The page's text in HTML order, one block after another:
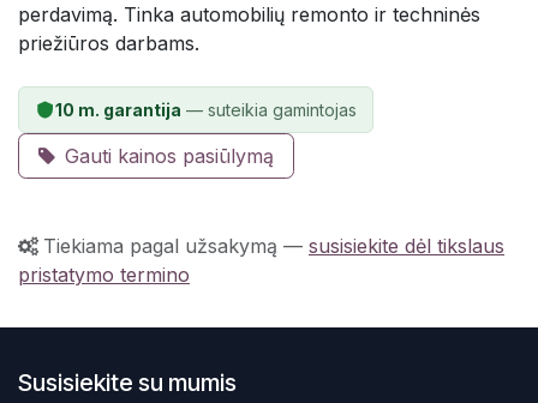
perdavimą. Tinka automobilių remonto ir techninės
priežiūros darbams.
10 m. garantija — suteikia gamintojas
Gauti kainos pasiūlymą
Tiekiama pagal užsakymą — susisiekite dėl tikslaus
pristatymo termino
Susisiekite su mumis